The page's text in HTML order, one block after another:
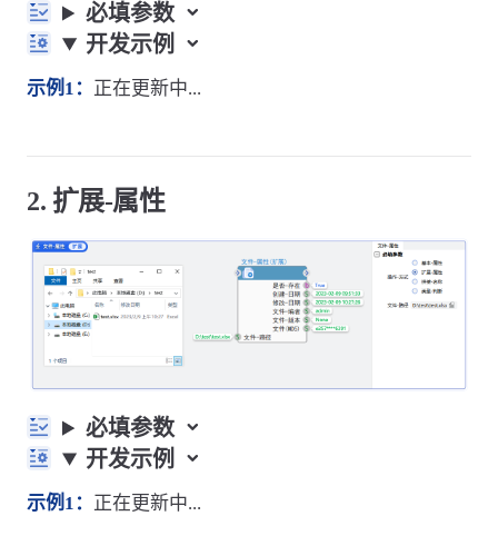
必填参数
开发示例
示例1： 正在更新中...
2. 扩展-属性
必填参数
开发示例
示例1： 正在更新中...